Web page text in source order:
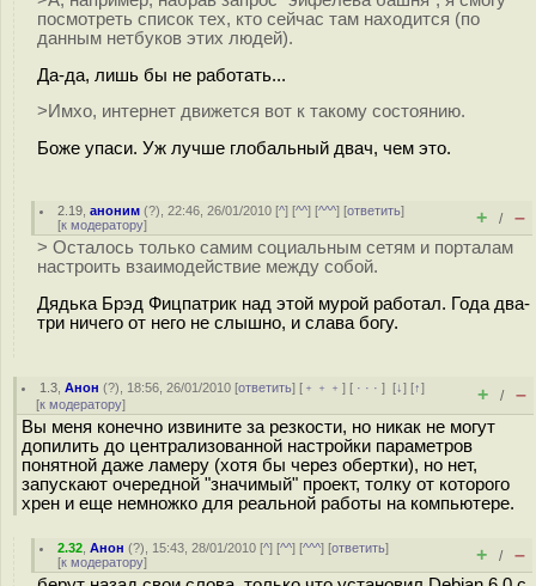
посмотреть список тех, кто сейчас там находится (по
данным нетбуков этих людей).
Да-да, лишь бы не работать...
>Имхо, интернет движется вот к такому состоянию.
Боже упаси. Уж лучше глобальный двач, чем это.
2.19 ,аноним (?), 22:46, 26/01/2010 [^] [^^] [^^^] [ответить]
[к модератору] + / –
> Осталось только самим социальным сетям и порталам
настроить взаимодействие между собой.
Дядька Брэд Фицпатрик над этой мурой работал. Года два-
три ничего от него не слышно, и слава богу.
1.3 ,Анон (?), 18:56, 26/01/2010 [ответить] [ ﹢﹢﹢] [ · · ·][↓] [↑]
[к модератору] + / –
Вы меня конечно извините за резкости, но никак не могут
допилить до централизованной настройки параметров
понятной даже ламеру (хотя бы через обертки), но нет,
запускают очередной "значимый" проект, толку от которого
хрен и еще немножко для реальной работы на компьютере.
2.32 ,Анон (?), 15:43, 28/01/2010 [^] [^^] [^^^] [ответить]
[к модератору] + / –